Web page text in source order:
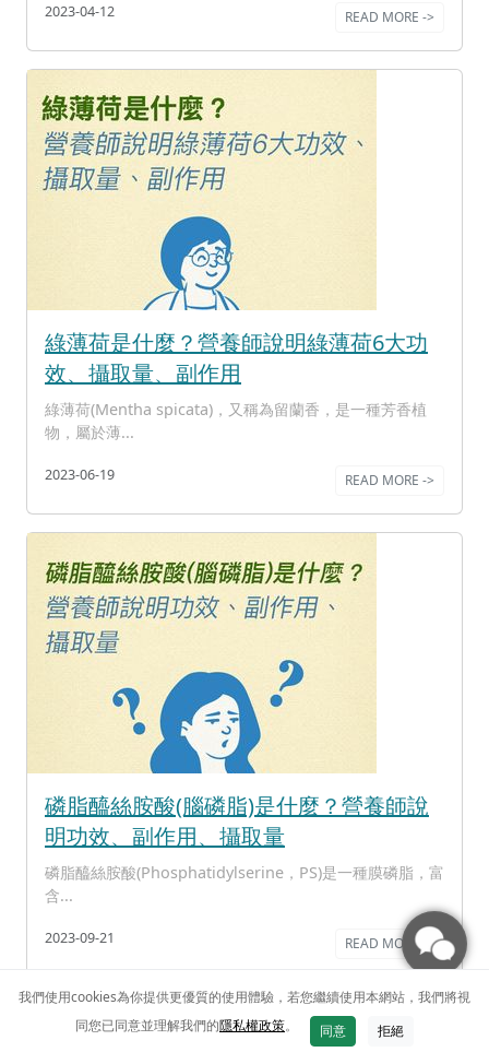
2023-04-12 READ MORE ->
綠薄荷是什麼？營養師說明綠薄荷6大功
效、攝取量、副作用
綠薄荷(Mentha spicata)，又稱為留蘭香，是一種芳香植
物，屬於薄...
2023-06-19 READ MORE ->
磷脂醯絲胺酸(腦磷脂)是什麼？營養師說
明功效、副作用、攝取量
磷脂醯絲胺酸(Phosphatidylserine，PS)是一種膜磷脂，富
含...
2023-09-21 READ MORE ->
我們使用cookies為你提供更優質的使用體驗，若您繼續使用本網站，我們將視
同您已同意並理解我們的隱私權政策。 同意 拒絕